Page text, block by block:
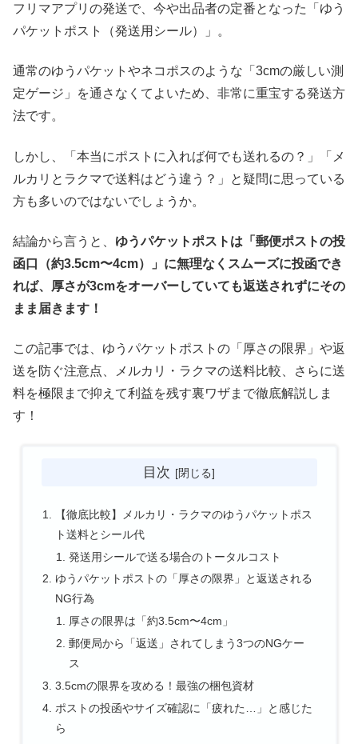
フリマアプリの発送で、今や出品者の定番となった「ゆう
パケットポスト（発送用シール）」。
通常のゆうパケットやネコポスのような「3cmの厳しい測
定ゲージ」を通さなくてよいため、非常に重宝する発送方
法です。
しかし、「本当にポストに入れば何でも送れるの？」「メ
ルカリとラクマで送料はどう違う？」と疑問に思っている
方も多いのではないでしょうか。
結論から言うと、 ゆうパケットポストは「郵便ポストの投
函口（約3.5cm〜4cm）」に無理なくスムーズに投函でき
れば、厚さが3cmをオーバーしていても返送されずにその
まま届きます！
この記事では、ゆうパケットポストの「厚さの限界」や返
送を防ぐ注意点、メルカリ・ラクマの送料比較、さらに送
料を極限まで抑えて利益を残す裏ワザまで徹底解説しま
す！
目次
【徹底比較】メルカリ・ラクマのゆうパケットポス
ト送料とシール代
発送用シールで送る場合のトータルコスト
ゆうパケットポストの「厚さの限界」と返送される
NG行為
厚さの限界は「約3.5cm〜4cm」
郵便局から「返送」されてしまう3つのNGケー
ス
3.5cmの限界を攻める！最強の梱包資材
ポストの投函やサイズ確認に「疲れた…」と感じた
ら